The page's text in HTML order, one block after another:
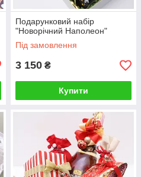
Подарунковий набір
"Новорічний Наполеон"
Під замовлення
3 150 ₴
Купити